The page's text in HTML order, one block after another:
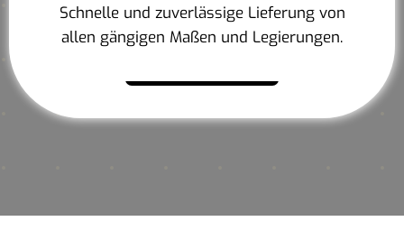
Schnelle und zuverlässige Lieferung von
allen gängigen Maßen und Legierungen.